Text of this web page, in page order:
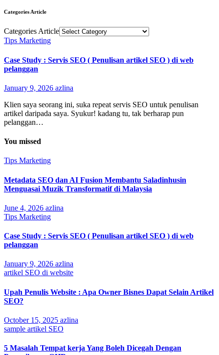
Categories Article
Categories Article
Tips Marketing
Case Study : Servis SEO ( Penulisan artikel SEO ) di web
pelanggan
January 9, 2026 azlina
Klien saya seorang ini, suka repeat servis SEO untuk penulisan
artikel daripada saya. Syukur! kadang tu, tak berharap pun
pelanggan…
You missed
Tips Marketing
Metadata SEO dan AI Fusion Membantu Saladinhusin
Menguasai Muzik Transformatif di Malaysia
June 4, 2026 azlina
Tips Marketing
Case Study : Servis SEO ( Penulisan artikel SEO ) di web
pelanggan
January 9, 2026 azlina
artikel SEO di website
Upah Penulis Website : Apa Owner Bisnes Dapat Selain Artikel
SEO?
October 15, 2025 azlina
sample artikel SEO
5 Masalah Tempat kerja Yang Boleh Dicegah Dengan